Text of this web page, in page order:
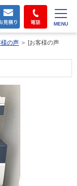
MENU
の声 ＞ [お客様の声